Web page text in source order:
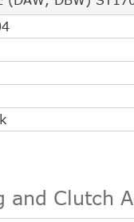
and Clutch